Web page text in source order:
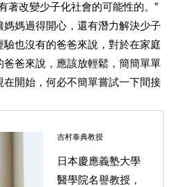
著改變少子化社會的可能性的。”
媽過得開心，還有潛力解決少子
也沒有的爸爸來說，對於在家庭
爸來說，應該放輕鬆，簡簡單單
開始，何必不簡單嘗試一下間接
吉村泰典教授
日本慶應義塾大學
醫學院名譽教授，